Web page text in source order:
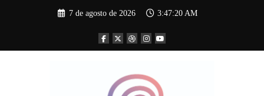
7 de agosto de 2026 3:47:21 AM